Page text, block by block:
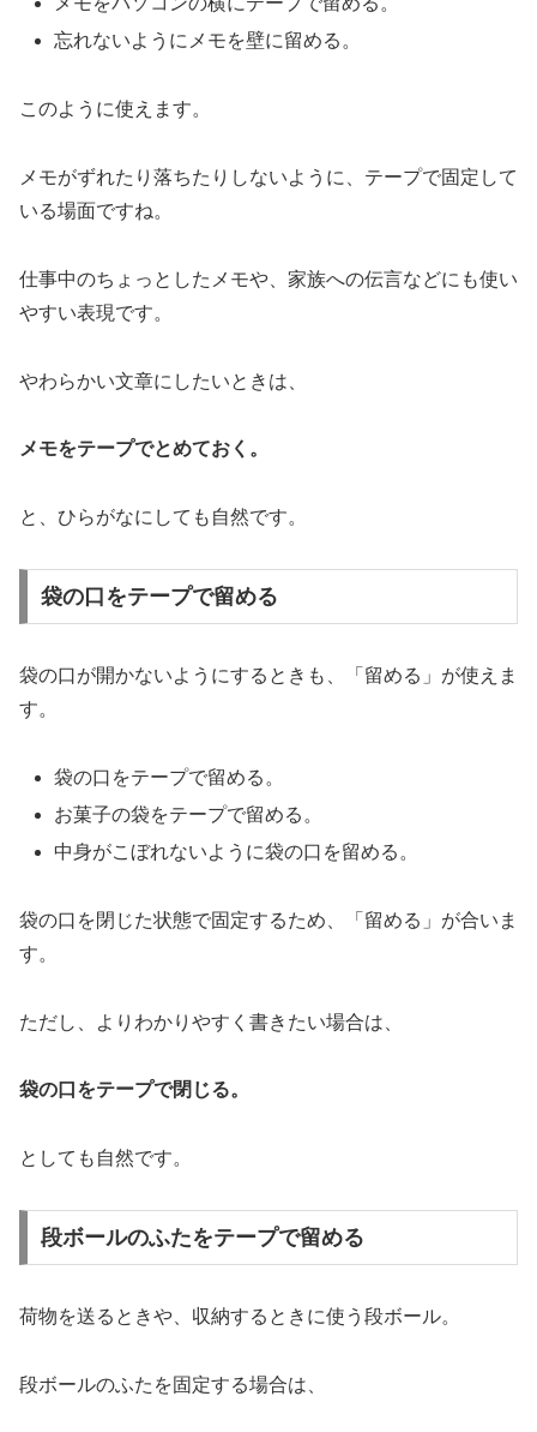
忘れないようにメモを壁に留める。
このように使えます。
メモがずれたり落ちたりしないように、テープで固定して
いる場面ですね。
仕事中のちょっとしたメモや、家族への伝言などにも使い
やすい表現です。
やわらかい文章にしたいときは、
メモをテープでとめておく。
と、ひらがなにしても自然です。
袋の口をテープで留める
袋の口が開かないようにするときも、「留める」が使えま
す。
袋の口をテープで留める。
お菓子の袋をテープで留める。
中身がこぼれないように袋の口を留める。
袋の口を閉じた状態で固定するため、「留める」が合いま
す。
ただし、よりわかりやすく書きたい場合は、
袋の口をテープで閉じる。
としても自然です。
段ボールのふたをテープで留める
荷物を送るときや、収納するときに使う段ボール。
段ボールのふたを固定する場合は、